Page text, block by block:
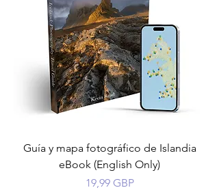
Guía y mapa fotográfico de Islandia
eBook (English Only)
Precio
19,99 GBP